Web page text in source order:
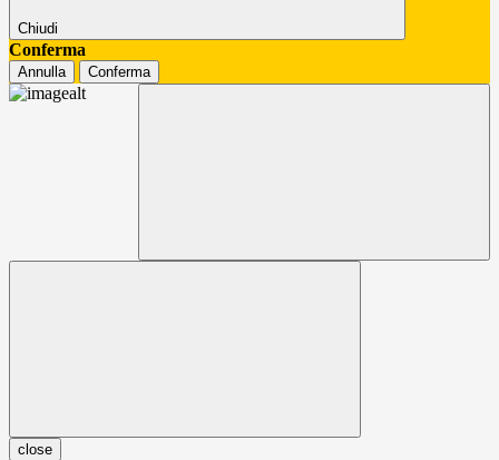
Chiudi
Conferma
Annulla Conferma
close